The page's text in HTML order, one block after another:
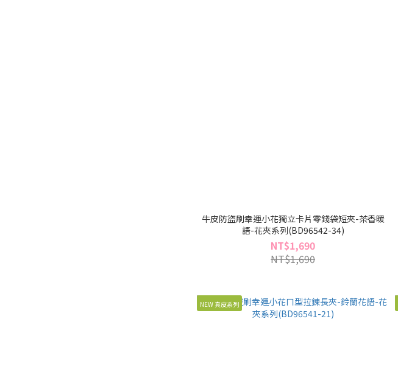
牛皮防盜刷幸運小花獨立卡片零錢袋短夾-茶香暖
語-花夾系列(BD96542-34)
NT$1,690
NT$1,690
NEW 真皮系列